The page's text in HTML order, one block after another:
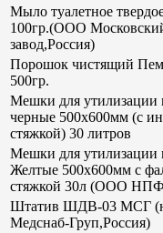
Мыло туалетное
100гр.(ООО
завод,Россия)
Порошок чистящий
500гр.
Мешки для утилизации
черные 500х600мм (с
стяжкой) 30 литров
Мешки для утилизации
Желтые 500х600мм с
стяжкой 30л (ООО
Штатив ШДВ-03 МСГ
Медснаб-Груп,Россия)